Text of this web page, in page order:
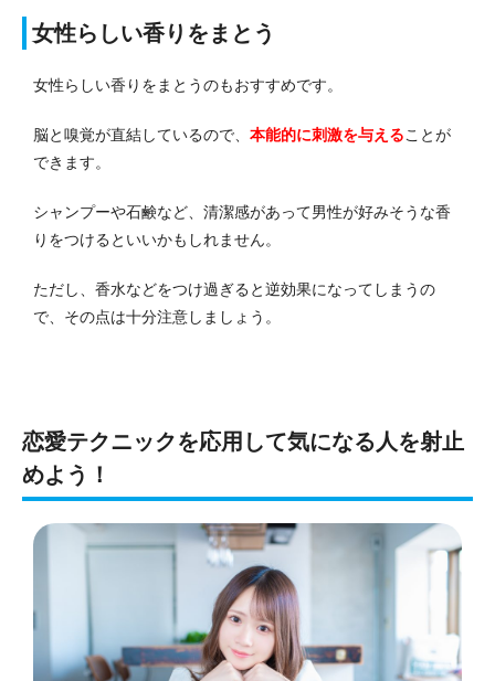
女性らしい香りをまとう
女性らしい香りをまとうのもおすすめです。
脳と嗅覚が直結しているので、 本能的に刺激を与えることが
できます。
シャンプーや石鹸など、清潔感があって男性が好みそうな香
りをつけるといいかもしれません。
ただし、香水などをつけ過ぎると逆効果になってしまうの
で、その点は十分注意しましょう。
恋愛テクニックを応用して気になる人を射止
めよう！